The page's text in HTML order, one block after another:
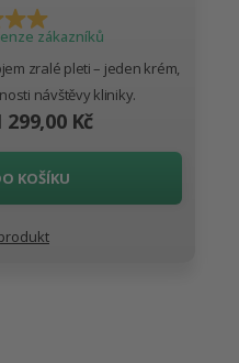
zákazníků
zralé pleti – jeden krém,
návštěvy kliniky.
299,00 Kč
KOŠÍKU